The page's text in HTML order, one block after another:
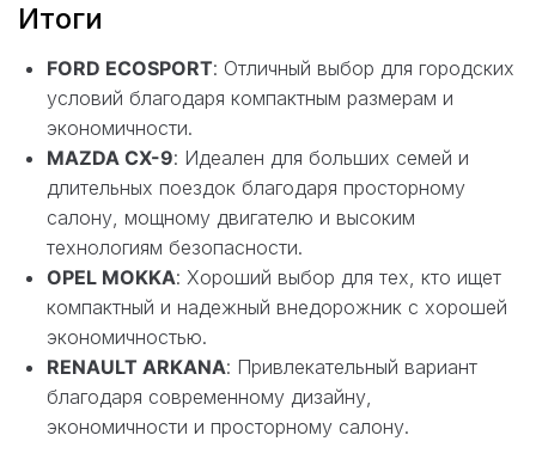
Итоги
FORD ECOSPORT: Отличный выбор для городских
условий благодаря компактным размерам и
экономичности.
MAZDA CX-9: Идеален для больших семей и
длительных поездок благодаря просторному
салону, мощному двигателю и высоким
технологиям безопасности.
OPEL MOKKA: Хороший выбор для тех, кто ищет
компактный и надежный внедорожник с хорошей
экономичностью.
RENAULT ARKANA: Привлекательный вариант
благодаря современному дизайну,
экономичности и просторному салону.